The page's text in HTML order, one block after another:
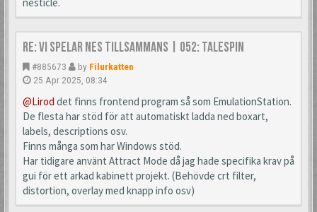
Re: Vi spelar NES tillsammans | 052: TaleSpin
#885673 by Filurkatten
25 Apr 2025, 08:34
@Lirod det finns frontend program så som EmulationStation.
De flesta har stöd för att automatiskt ladda ned boxart,
labels, descriptions osv.
Finns många som har Windows stöd.
Har tidigare använt Attract Mode då jag hade specifika krav på
gui för ett arkad kabinett projekt. (Behövde crt filter,
distortion, overlay med knapp info osv)